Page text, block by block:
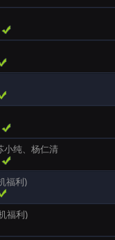
小纯、杨仁清
福利)
福利)